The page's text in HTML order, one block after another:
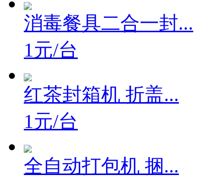
消毒餐具二合一封...
1元/台
红茶封箱机 折盖...
1元/台
全自动打包机 捆...